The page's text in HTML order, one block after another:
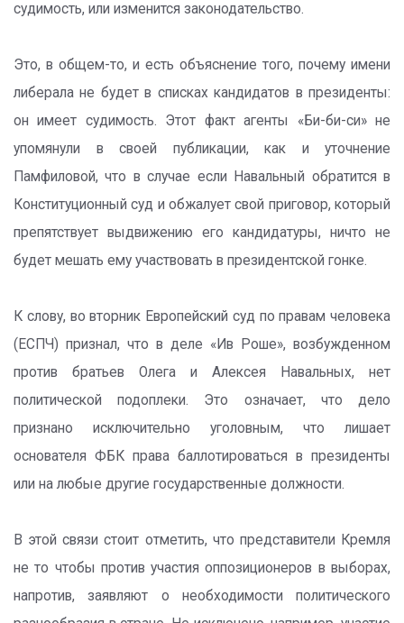
судимость, или изменится законодательство.
Это, в общем-то, и есть объяснение того, почему имени
либерала не будет в списках кандидатов в президенты:
он имеет судимость. Этот факт агенты «Би-би-си» не
упомянули в своей публикации, как и уточнение
Памфиловой, что в случае если Навальный обратится в
Конституционный суд и обжалует свой приговор, который
препятствует выдвижению его кандидатуры, ничто не
будет мешать ему участвовать в президентской гонке.
К слову, во вторник Европейский суд по правам человека
(ЕСПЧ) признал, что в деле «Ив Роше», возбужденном
против братьев Олега и Алексея Навальных, нет
политической подоплеки. Это означает, что дело
признано исключительно уголовным, что лишает
основателя ФБК права баллотироваться в президенты
или на любые другие государственные должности.
В этой связи стоит отметить, что представители Кремля
не то чтобы против участия оппозиционеров в выборах,
напротив, заявляют о необходимости политического